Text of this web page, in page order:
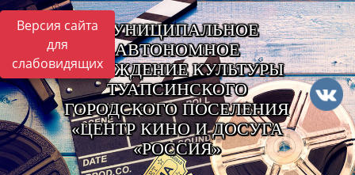
Версия сайта
для
слабовидящих
МУНИЦИПАЛЬНОЕ
АВТОНОМНОЕ
УЧРЕЖДЕНИЕ КУЛЬТУРЫ
ТУАПСИНСКОГО
ГОРОДСКОГО ПОСЕЛЕНИЯ
«ЦЕНТР КИНО И ДОСУГА
«РОССИЯ»